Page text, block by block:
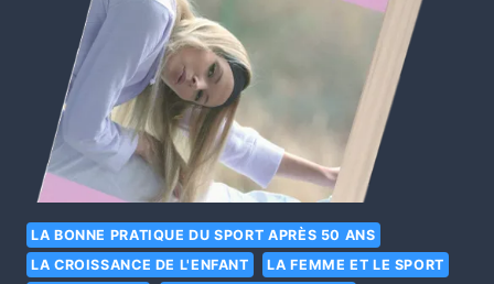
LA BONNE PRATIQUE DU SPORT APRÈS 50 ANS
LA CROISSANCE DE L'ENFANT
LA FEMME ET LE SPORT